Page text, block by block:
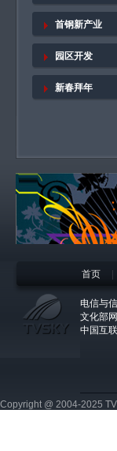
首钢新产业
园区开发
新春拜年
首页
电信与
文化部
中国互
Copyright @ 2004-2025